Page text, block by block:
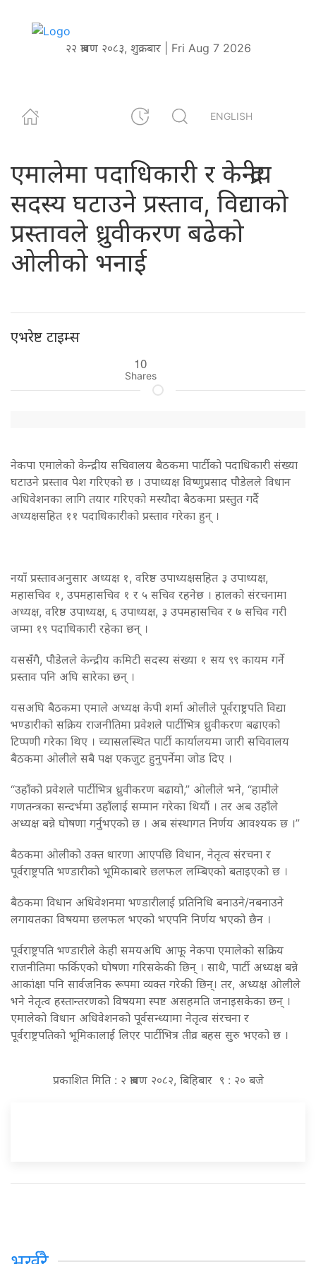
२२ श्रावण २०८३, शुक्रबार | Fri Aug 7 2026
ENGLISH
एमालेमा पदाधिकारी र केन्द्रीय
सदस्य घटाउने प्रस्ताव, विद्याको
प्रस्तावले ध्रुवीकरण बढेको
ओलीको भनाई
एभरेष्ट टाइम्स
10
Shares
नेकपा एमालेको केन्द्रीय सचिवालय बैठकमा पार्टीको पदाधिकारी संख्या
घटाउने प्रस्ताव पेश गरिएको छ । उपाध्यक्ष विष्णुप्रसाद पौडेलले विधान
अधिवेशनका लागि तयार गरिएको मस्यौदा बैठकमा प्रस्तुत गर्दै
अध्यक्षसहित ११ पदाधिकारीको प्रस्ताव गरेका हुन् ।
नयाँ प्रस्तावअनुसार अध्यक्ष १, वरिष्ठ उपाध्यक्षसहित ३ उपाध्यक्ष,
महासचिव १, उपमहासचिव १ र ५ सचिव रहनेछ । हालको संरचनामा
अध्यक्ष, वरिष्ठ उपाध्यक्ष, ६ उपाध्यक्ष, ३ उपमहासचिव र ७ सचिव गरी
जम्मा १९ पदाधिकारी रहेका छन् ।
यससँगै, पौडेलले केन्द्रीय कमिटी सदस्य संख्या १ सय ९९ कायम गर्ने
प्रस्ताव पनि अघि सारेका छन् ।
यसअघि बैठकमा एमाले अध्यक्ष केपी शर्मा ओलीले पूर्वराष्ट्रपति विद्या
भण्डारीको सक्रिय राजनीतिमा प्रवेशले पार्टीभित्र ध्रुवीकरण बढाएको
टिप्पणी गरेका थिए । च्यासलस्थित पार्टी कार्यालयमा जारी सचिवालय
बैठकमा ओलीले सबै पक्ष एकजुट हुनुपर्नेमा जोड दिए ।
“उहाँको प्रवेशले पार्टीभित्र ध्रुवीकरण बढायो,” ओलीले भने, “हामीले
गणतन्त्रका सन्दर्भमा उहाँलाई सम्मान गरेका थियौं । तर अब उहाँले
अध्यक्ष बन्ने घोषणा गर्नुभएको छ । अब संस्थागत निर्णय आवश्यक छ ।”
बैठकमा ओलीको उक्त धारणा आएपछि विधान, नेतृत्व संरचना र
पूर्वराष्ट्रपति भण्डारीको भूमिकाबारे छलफल लम्बिएको बताइएको छ ।
बैठकमा विधान अधिवेशनमा भण्डारीलाई प्रतिनिधि बनाउने/नबनाउने
लगायतका विषयमा छलफल भएको भएपनि निर्णय भएको छैन ।
पूर्वराष्ट्रपति भण्डारीले केही समयअघि आफू नेकपा एमालेको सक्रिय
राजनीतिमा फर्किएको घोषणा गरिसकेकी छिन् । साथै, पार्टी अध्यक्ष बन्ने
आकांक्षा पनि सार्वजनिक रूपमा व्यक्त गरेकी छिन्। तर, अध्यक्ष ओलीले
भने नेतृत्व हस्तान्तरणको विषयमा स्पष्ट असहमति जनाइसकेका छन् ।
एमालेको विधान अधिवेशनको पूर्वसन्ध्यामा नेतृत्व संरचना र
पूर्वराष्ट्रपतिको भूमिकालाई लिएर पार्टीभित्र तीव्र बहस सुरु भएको छ ।
प्रकाशित मिति : २ श्रावण २०८२, बिहिबार ९ : २० बजे